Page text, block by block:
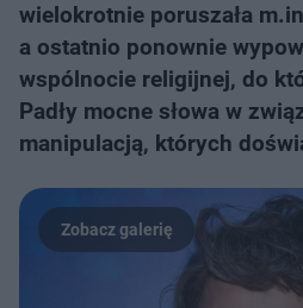
wielokrotnie poruszała
a ostatnio ponownie
wspólnocie religijnej, do
Padły mocne słowa w
manipulacją, których